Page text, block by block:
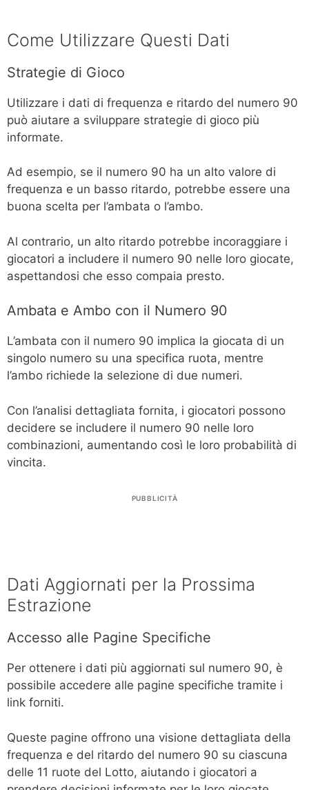
Come Utilizzare Questi Dati
Strategie di Gioco
Utilizzare i dati di frequenza e ritardo del numero 90
può aiutare a sviluppare strategie di gioco più
informate.
Ad esempio, se il numero 90 ha un alto valore di
frequenza e un basso ritardo, potrebbe essere una
buona scelta per l’ambata o l’ambo.
Al contrario, un alto ritardo potrebbe incoraggiare i
giocatori a includere il numero 90 nelle loro giocate,
aspettandosi che esso compaia presto.
Ambata e Ambo con il Numero 90
L’ambata con il numero 90 implica la giocata di un
singolo numero su una specifica ruota, mentre
l’ambo richiede la selezione di due numeri.
Con l’analisi dettagliata fornita, i giocatori possono
decidere se includere il numero 90 nelle loro
combinazioni, aumentando così le loro probabilità di
vincita.
PUBBLICITÀ
Dati Aggiornati per la Prossima
Estrazione
Accesso alle Pagine Specifiche
Per ottenere i dati più aggiornati sul numero 90, è
possibile accedere alle pagine specifiche tramite i
link forniti.
Queste pagine offrono una visione dettagliata della
frequenza e del ritardo del numero 90 su ciascuna
delle 11 ruote del Lotto, aiutando i giocatori a